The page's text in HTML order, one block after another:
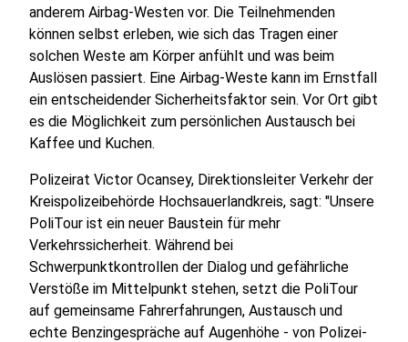
anderem Airbag-Westen vor. Die Teilnehmenden
können selbst erleben, wie sich das Tragen einer
solchen Weste am Körper anfühlt und was beim
Auslösen passiert. Eine Airbag-Weste kann im Ernstfall
ein entscheidender Sicherheitsfaktor sein. Vor Ort gibt
es die Möglichkeit zum persönlichen Austausch bei
Kaffee und Kuchen.
Polizeirat Victor Ocansey, Direktionsleiter Verkehr der
Kreispolizeibehörde Hochsauerlandkreis, sagt: "Unsere
PoliTour ist ein neuer Baustein für mehr
Verkehrssicherheit. Während bei
Schwerpunktkontrollen der Dialog und gefährliche
Verstöße im Mittelpunkt stehen, setzt die PoliTour
auf gemeinsame Fahrerfahrungen, Austausch und
echte Benzingespräche auf Augenhöhe - von Polizei-